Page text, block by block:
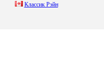
Клaccик Pэйн